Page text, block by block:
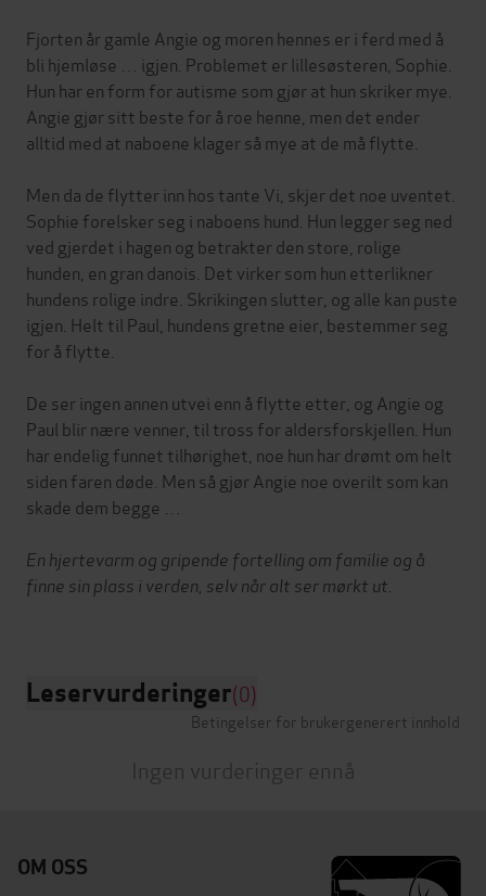
Fjorten år gamle Angie og moren hennes er i ferd med å
bli hjemløse … igjen. Problemet er lillesøsteren, Sophie.
Hun har en form for autisme som gjør at hun skriker mye.
Angie gjør sitt beste for å roe henne, men det ender
alltid med at naboene klager så mye at de må flytte.
Men da de flytter inn hos tante Vi, skjer det noe uventet.
Sophie forelsker seg i naboens hund. Hun legger seg ned
ved gjerdet i hagen og betrakter den store, rolige
hunden, en gran danois. Det virker som hun etterlikner
hundens rolige indre. Skrikingen slutter, og alle kan puste
igjen. Helt til Paul, hundens gretne eier, bestemmer seg
for å flytte.
De ser ingen annen utvei enn å flytte etter, og Angie og
Paul blir nære venner, til tross for aldersforskjellen. Hun
har endelig funnet tilhørighet, noe hun har drømt om helt
siden faren døde. Men så gjør Angie noe overilt som kan
skade dem begge …
En hjertevarm og gripende fortelling om familie og å
finne sin plass i verden, selv når alt ser mørkt ut.
Leservurderinger(0)
Betingelser for brukergenerert innhold
Ingen vurderinger ennå
OM OSS